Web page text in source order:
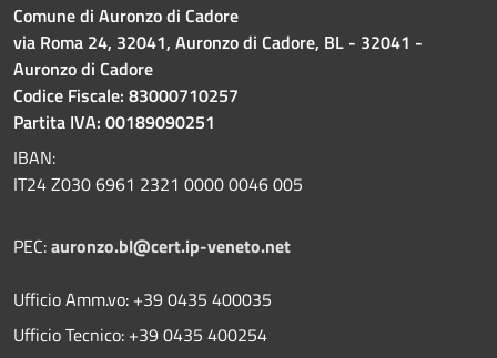
Comune di Auronzo di Cadore
via Roma 24, 32041, Auronzo di Cadore, BL - 32041 -
Auronzo di Cadore
Codice Fiscale: 83000710257
Partita IVA: 00189090251
IBAN:
IT24 Z030 6961 2321 0000 0046 005
PEC:auronzo.bl@cert.ip-veneto.net
Ufficio Amm.vo: +39 0435 400035
Ufficio Tecnico: +39 0435 400254